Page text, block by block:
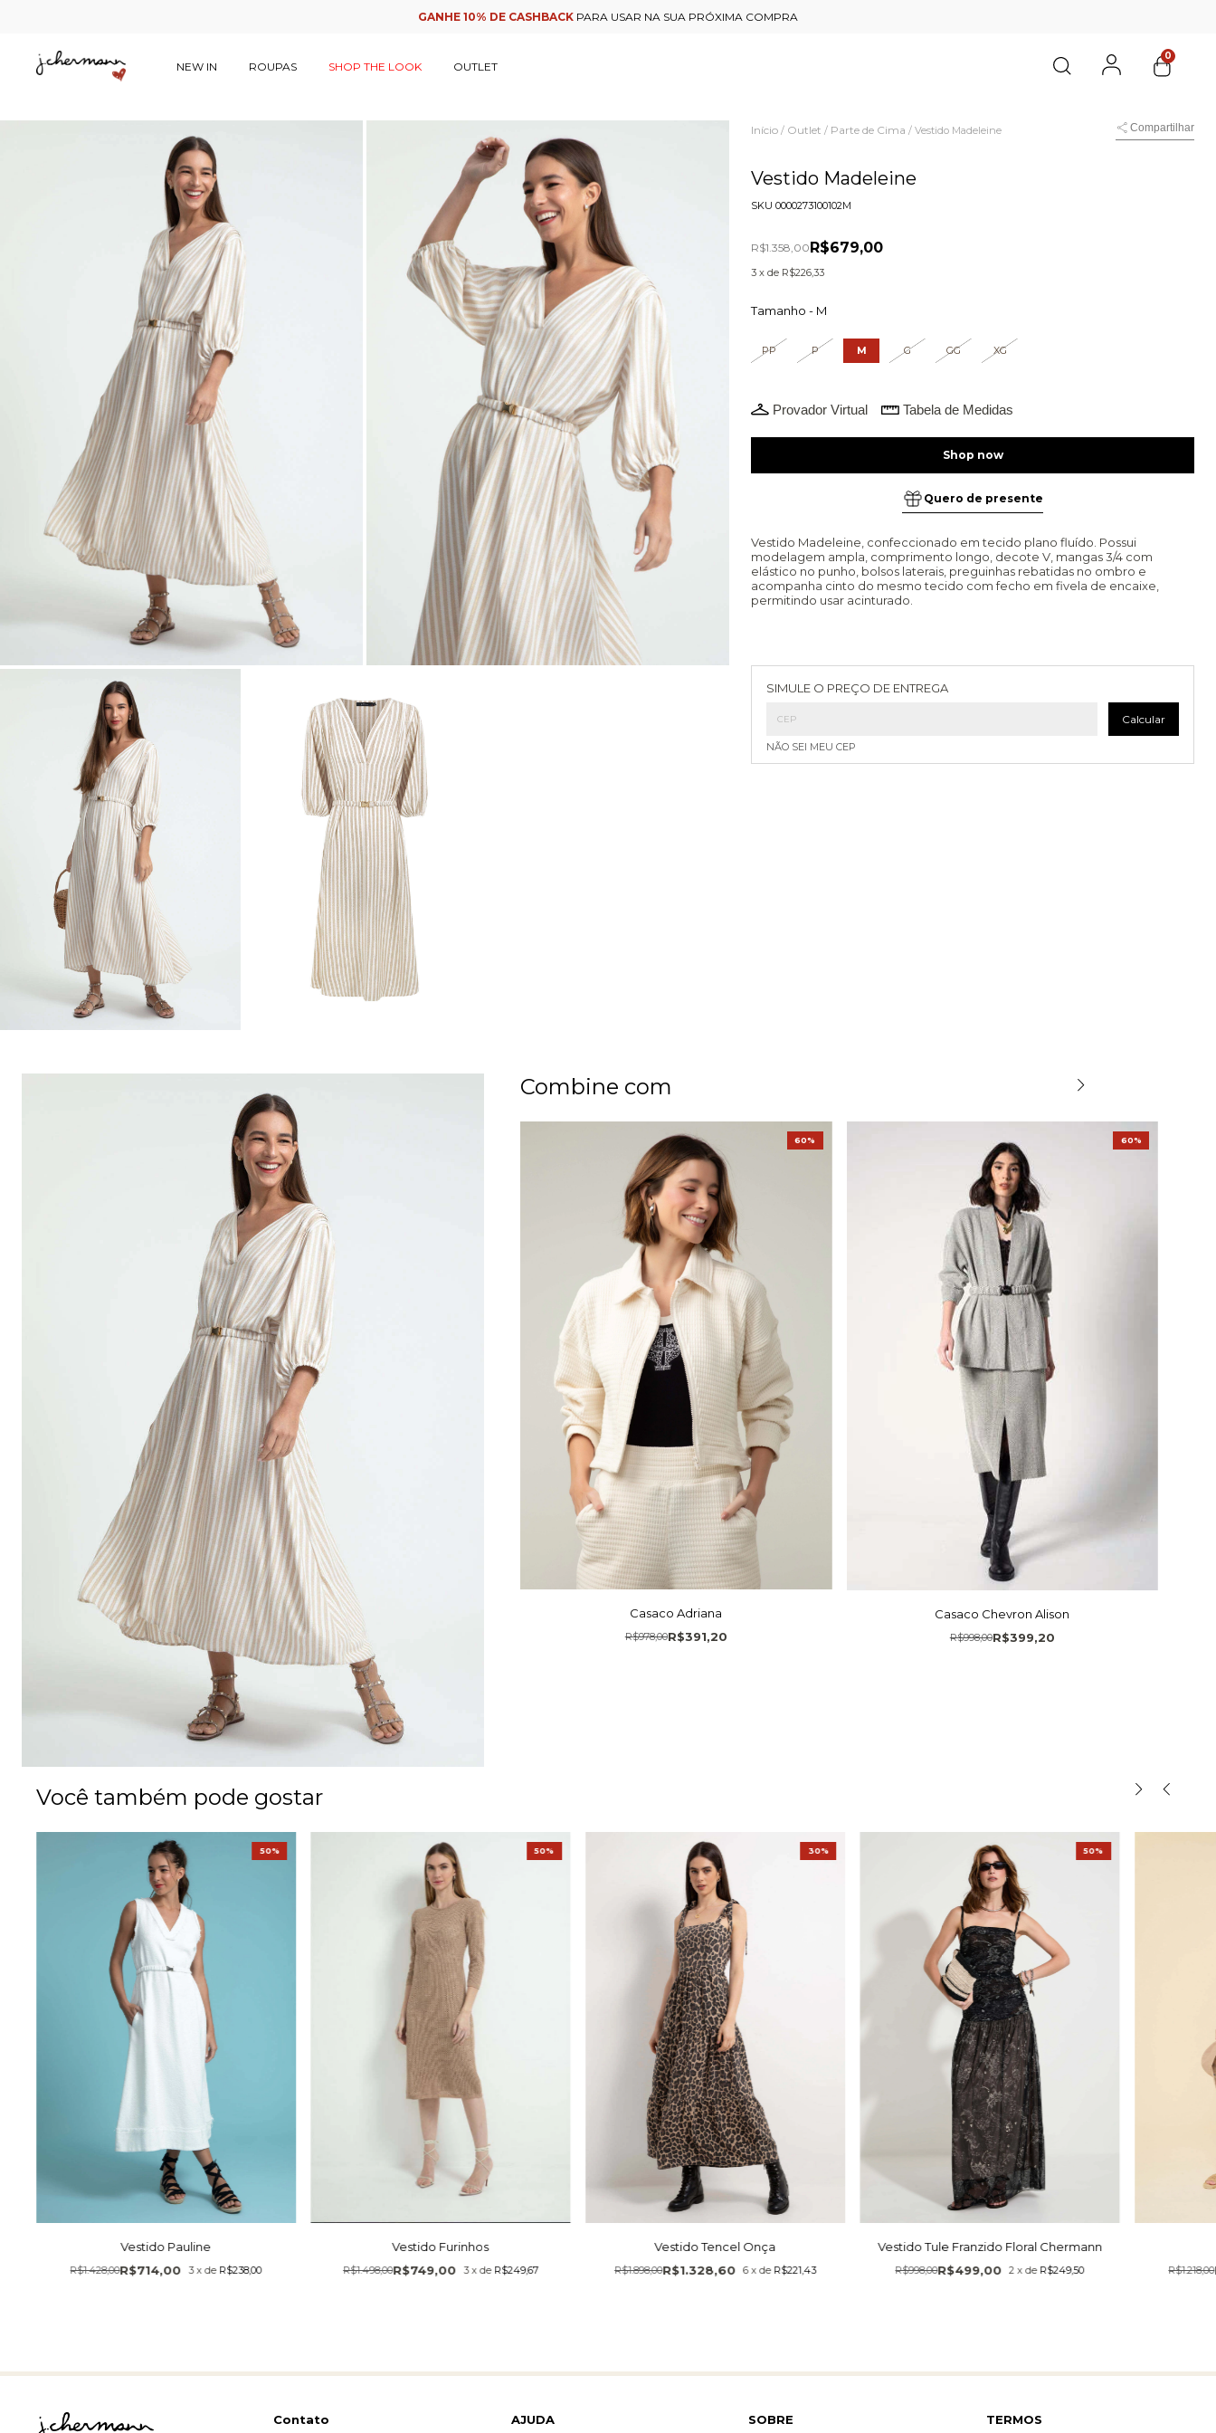
GANHE 10% DE CASHBACK PARA USAR NA SUA PRÓXIMA COMPRA
NEW IN ROUPAS SHOP THE LOOK OUTLET
0
Início / Outlet / Parte de Cima/ Vestido Madeleine Compartilhar
Vestido Madeleine
SKU0000273100102M
R$1.358,00R$679,00
3 x de R$226,33
Tamanho - M
PP P M G GG XG
Provador Virtual Tabela de Medidas
Quero de presente
Vestido Madeleine, confeccionado em tecido plano fluído. Possui
modelagem ampla, comprimento longo, decote V, mangas 3/4 com
elástico no punho, bolsos laterais, preguinhas rebatidas no ombro e
acompanha cinto do mesmo tecido com fecho em fivela de encaixe,
permitindo usar acinturado.
SIMULE O PREÇO DE ENTREGA
Calcular
NÃO SEI MEU CEP
Combine com
Casaco Adriana
R$391,20
R$978,00
60%
Casaco Chevron Alison
R$399,20
R$998,00
60%
Você também pode gostar
Vestido Pauline
R$714,00
R$1.428,00 3 xde R$238,00
50%
Vestido Furinhos
R$749,00
R$1.498,00 3 xde R$249,67
50%
Vestido Tencel Onça
R$1.328,60
R$1.898,00 6 xde R$221,43
30%
Vestido Tule Franzido Floral Chermann
R$499,00
R$998,00 2 xde R$249,50
50%
R$1.218,00
Contato AJUDA SOBRE TERMOS